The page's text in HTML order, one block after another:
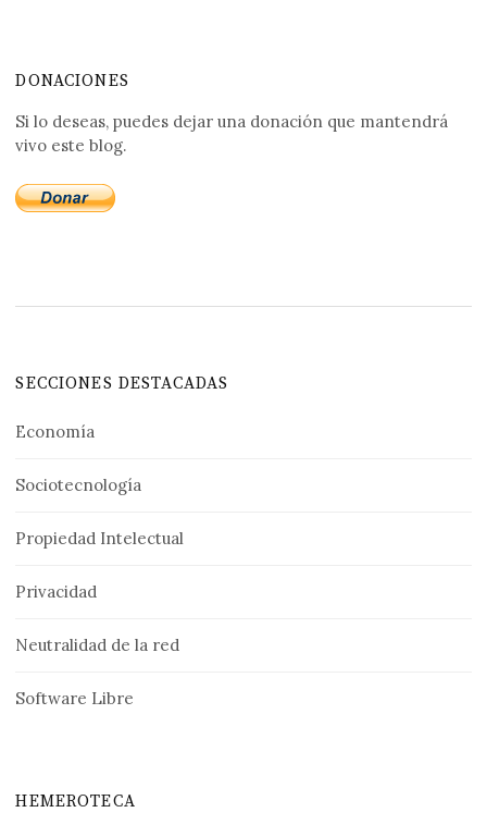
DONACIONES
Si lo deseas, puedes dejar una donación que mantendrá
vivo este blog.
SECCIONES DESTACADAS
Economía
Sociotecnología
Propiedad Intelectual
Privacidad
Neutralidad de la red
Software Libre
HEMEROTECA